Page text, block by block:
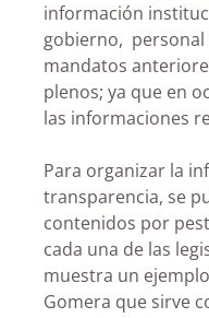
información
gobierno, personal
mandatos
plenos; ya que en
las informaciones
Para organizar la
transparencia, se
contenidos por
cada una de las
muestra un
Gomera que sirve